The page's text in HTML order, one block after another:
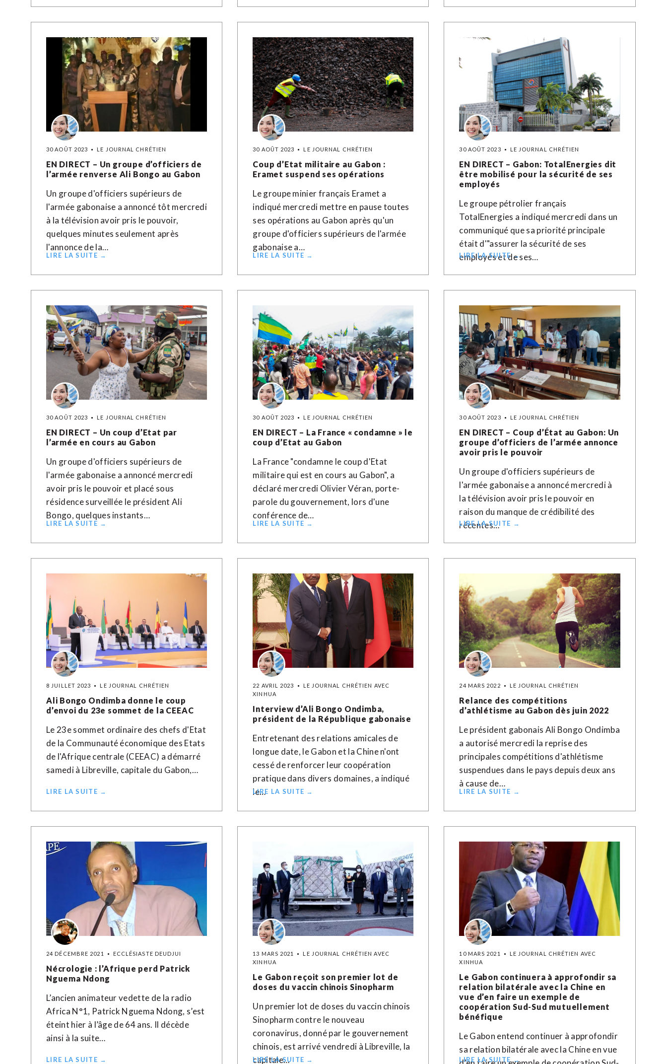
30 AOÛT 2023 LE JOURNAL CHRÉTIEN
EN DIRECT – Un groupe d’officiers de
l’armée renverse Ali Bongo au Gabon
Un groupe d'officiers supérieurs de
l'armée gabonaise a annoncé tôt mercredi
à la télévision avoir pris le pouvoir,
quelques minutes seulement après
l'annonce de la…
LIRE LA SUITE →
30 AOÛT 2023 LE JOURNAL CHRÉTIEN
Coup d’Etat militaire au Gabon :
Eramet suspend ses opérations
Le groupe minier français Eramet a
indiqué mercredi mettre en pause toutes
ses opérations au Gabon après qu'un
groupe d'officiers supérieurs de l'armée
gabonaise a…
LIRE LA SUITE →
30 AOÛT 2023 LE JOURNAL CHRÉTIEN
EN DIRECT – Gabon: TotalEnergies dit
être mobilisé pour la sécurité de ses
employés
Le groupe pétrolier français
TotalEnergies a indiqué mercredi dans un
communiqué que sa priorité principale
était d'"assurer la sécurité de ses
employés et de ses…
LIRE LA SUITE →
30 AOÛT 2023 LE JOURNAL CHRÉTIEN
EN DIRECT – Un coup d’Etat par
l’armée en cours au Gabon
Un groupe d'officiers supérieurs de
l'armée gabonaise a annoncé mercredi
avoir pris le pouvoir et placé sous
résidence surveillée le président Ali
Bongo, quelques instants…
LIRE LA SUITE →
30 AOÛT 2023 LE JOURNAL CHRÉTIEN
EN DIRECT – La France « condamne » le
coup d’Etat au Gabon
La France "condamne le coup d'Etat
militaire qui est en cours au Gabon", a
déclaré mercredi Olivier Véran, porte-
parole du gouvernement, lors d'une
conférence de…
LIRE LA SUITE →
30 AOÛT 2023 LE JOURNAL CHRÉTIEN
EN DIRECT – Coup d’État au Gabon: Un
groupe d’officiers de l’armée annonce
avoir pris le pouvoir
Un groupe d'officiers supérieurs de
l'armée gabonaise a annoncé mercredi à
la télévision avoir pris le pouvoir en
raison du manque de crédibilité des
récentes…
LIRE LA SUITE →
8 JUILLET 2023 LE JOURNAL CHRÉTIEN
Ali Bongo Ondimba donne le coup
d’envoi du 23e sommet de la CEEAC
Le 23e sommet ordinaire des chefs d'Etat
de la Communauté économique des Etats
de l'Afrique centrale (CEEAC) a démarré
samedi à Libreville, capitale du Gabon,…
LIRE LA SUITE →
22 AVRIL 2023
LE JOURNAL CHRÉTIEN AVEC
XINHUA
Interview d’Ali Bongo Ondimba,
président de la République gabonaise
Entretenant des relations amicales de
longue date, le Gabon et la Chine n'ont
cessé de renforcer leur coopération
pratique dans divers domaines, a indiqué
le…
LIRE LA SUITE →
24 MARS 2022 LE JOURNAL CHRÉTIEN
Relance des compétitions
d’athlétisme au Gabon dès juin 2022
Le président gabonais Ali Bongo Ondimba
a autorisé mercredi la reprise des
principales compétitions d'athlétisme
suspendues dans le pays depuis deux ans
à cause de…
LIRE LA SUITE →
24 DÉCEMBRE 2021 ECCLÉSIASTE DEUDJUI
Nécrologie : l’Afrique perd Patrick
Nguema Ndong
L’ancien animateur vedette de la radio
Africa N°1, Patrick Nguema Ndong, s’est
éteint hier à l’âge de 64 ans. Il décède
ainsi à la suite…
LIRE LA SUITE →
13 MARS 2021
LE JOURNAL CHRÉTIEN AVEC
XINHUA
Le Gabon reçoit son premier lot de
doses du vaccin chinois Sinopharm
Un premier lot de doses du vaccin chinois
Sinopharm contre le nouveau
coronavirus, donné par le gouvernement
chinois, est arrivé vendredi à Libreville, la
capitale…
LIRE LA SUITE →
10 MARS 2021
LE JOURNAL CHRÉTIEN AVEC
XINHUA
Le Gabon continuera à approfondir sa
relation bilatérale avec la Chine en
vue d’en faire un exemple de
coopération Sud-Sud mutuellement
bénéfique
Le Gabon entend continuer à approfondir
sa relation bilatérale avec la Chine en vue
LIRE LA SUITE →